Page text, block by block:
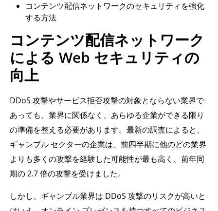
コンテンツ配信ネットワークのセキュリティを強化
する方法
コンテンツ配信ネットワーク
による Web セキュリティの
向上
DDoS 攻撃やサービス拒否攻撃の対象とならない業界で
あっても、業界に関係なく、あらゆる企業ができる限り
の準備を整える必要があります。最新の調査によると、
ギャンブル セクターの企業は、前四半期に他のどの業界
よりも多くの攻撃を経験した可能性が最も高く、前年同
期の 2.7 倍の攻撃を受けました。
しかし、ギャンブル業界は DDoS 攻撃のリスクが高いと